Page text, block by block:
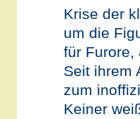
Krise der
um die
für Furore,
Seit ihrem
zum
Keiner